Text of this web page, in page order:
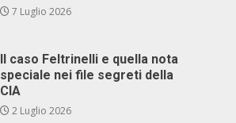
7 Luglio 2026
Il caso Feltrinelli e quella nota
speciale nei file segreti della
CIA
2 Luglio 2026